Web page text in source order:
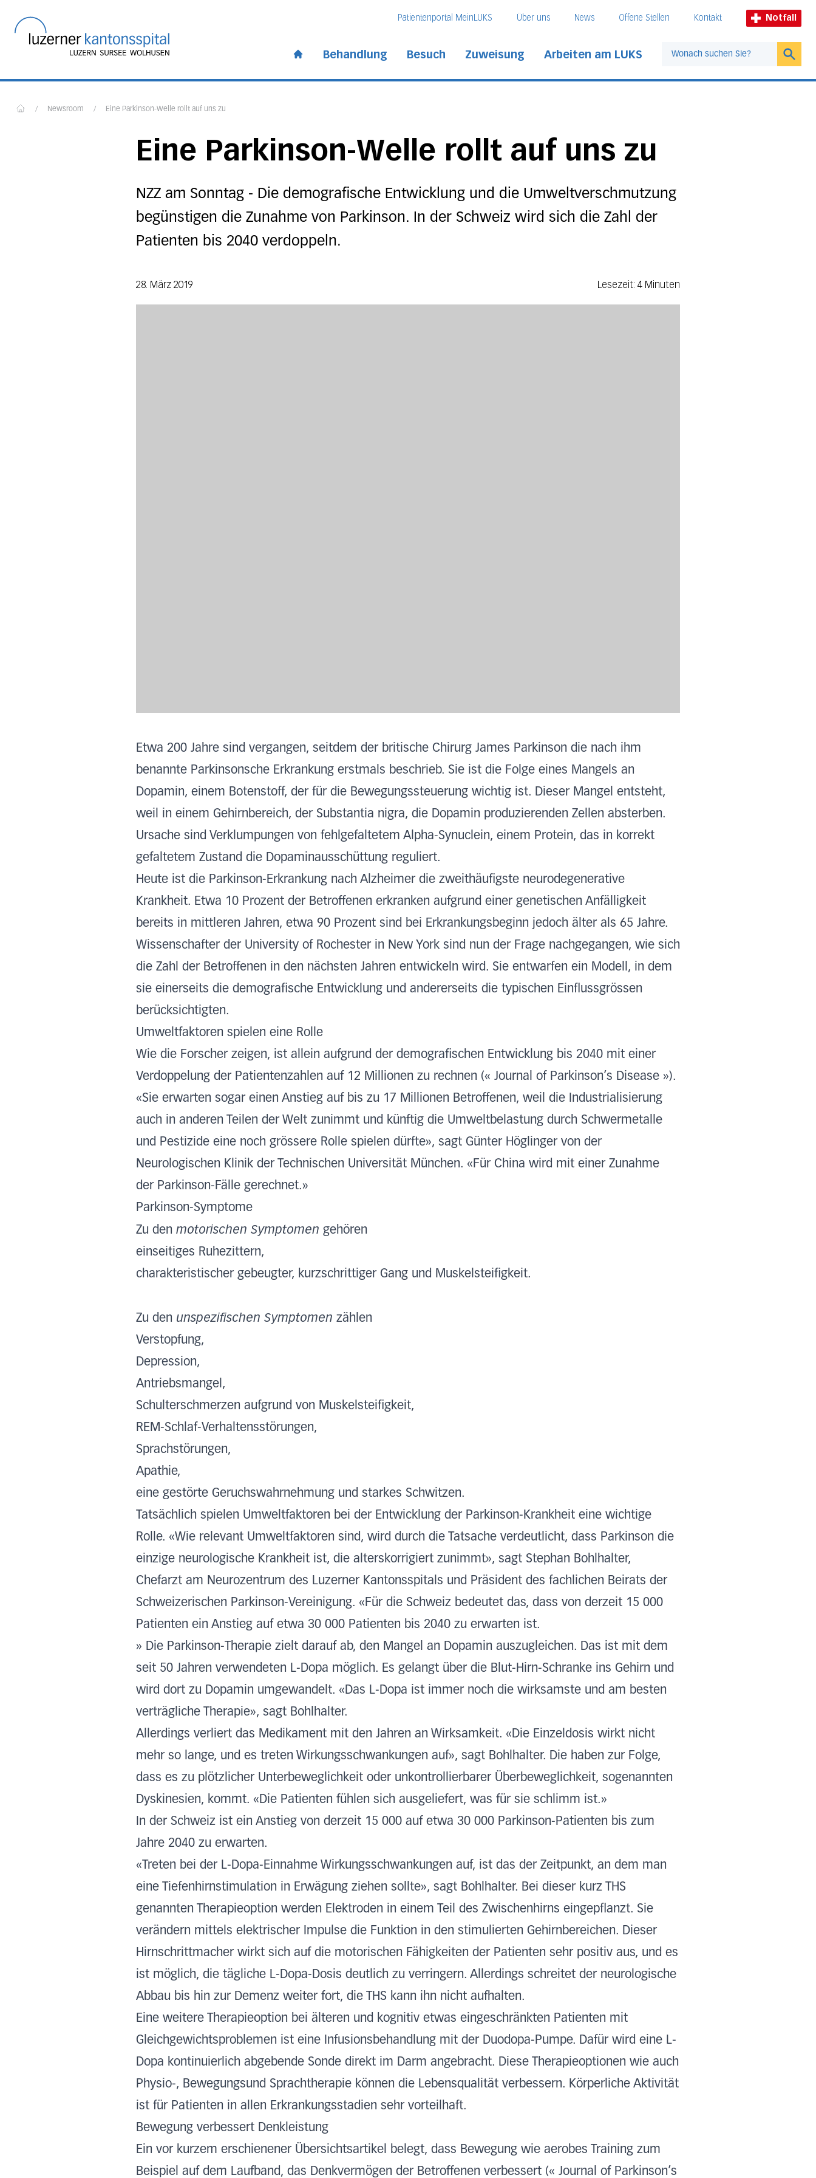
Patientenportal MeinLUKS Über uns News Offene Stellen Kontakt Notfall
Behandlung Besuch Zuweisung Arbeiten am LUKS
/ Newsroom / Eine Parkinson-Welle rollt auf uns zu
Eine Parkinson-Welle rollt auf uns zu
NZZ am Sonntag - Die demografische Entwicklung und die Umweltverschmutzung
begünstigen die Zunahme von Parkinson. In der Schweiz wird sich die Zahl der
Patienten bis 2040 verdoppeln.
28. März 2019 Lesezeit: 4 Minuten
Etwa 200 Jahre sind vergangen, seitdem der britische Chirurg James Parkinson die nach ihm
benannte Parkinsonsche Erkrankung erstmals beschrieb. Sie ist die Folge eines Mangels an
Dopamin, einem Botenstoff, der für die Bewegungssteuerung wichtig ist. Dieser Mangel entsteht,
weil in einem Gehirnbereich, der Substantia nigra, die Dopamin produzierenden Zellen absterben.
Ursache sind Verklumpungen von fehlgefaltetem Alpha-Synuclein, einem Protein, das in korrekt
gefaltetem Zustand die Dopaminausschüttung reguliert.
Heute ist die Parkinson-Erkrankung nach Alzheimer die zweithäufigste neurodegenerative
Krankheit. Etwa 10 Prozent der Betroffenen erkranken aufgrund einer genetischen Anfälligkeit
bereits in mittleren Jahren, etwa 90 Prozent sind bei Erkrankungsbeginn jedoch älter als 65 Jahre.
Wissenschafter der University of Rochester in New York sind nun der Frage nachgegangen, wie sich
die Zahl der Betroffenen in den nächsten Jahren entwickeln wird. Sie entwarfen ein Modell, in dem
sie einerseits die demografische Entwicklung und andererseits die typischen Einflussgrössen
berücksichtigten.
Umweltfaktoren spielen eine Rolle
Wie die Forscher zeigen, ist allein aufgrund der demografischen Entwicklung bis 2040 mit einer
Verdoppelung der Patientenzahlen auf 12 Millionen zu rechnen (« Journal of Parkinson’s Disease »).
«Sie erwarten sogar einen Anstieg auf bis zu 17 Millionen Betroffenen, weil die Industrialisierung
auch in anderen Teilen der Welt zunimmt und künftig die Umweltbelastung durch Schwermetalle
und Pestizide eine noch grössere Rolle spielen dürfte», sagt Günter Höglinger von der
Neurologischen Klinik der Technischen Universität München. «Für China wird mit einer Zunahme
der Parkinson-Fälle gerechnet.»
Parkinson-Symptome
Zu den motorischen Symptomen gehören
einseitiges Ruhezittern,
charakteristischer gebeugter, kurzschrittiger Gang und Muskelsteifigkeit.
Zu den unspezifischen Symptomen zählen
Verstopfung,
Depression,
Antriebsmangel,
Schulterschmerzen aufgrund von Muskelsteifigkeit,
REM-Schlaf-Verhaltensstörungen,
Sprachstörungen,
Apathie,
eine gestörte Geruchswahrnehmung und starkes Schwitzen.
Tatsächlich spielen Umweltfaktoren bei der Entwicklung der Parkinson-Krankheit eine wichtige
Rolle. «Wie relevant Umweltfaktoren sind, wird durch die Tatsache verdeutlicht, dass Parkinson die
einzige neurologische Krankheit ist, die alterskorrigiert zunimmt», sagt Stephan Bohlhalter,
Chefarzt am Neurozentrum des Luzerner Kantonsspitals und Präsident des fachlichen Beirats der
Schweizerischen Parkinson-Vereinigung. «Für die Schweiz bedeutet das, dass von derzeit 15 000
Patienten ein Anstieg auf etwa 30 000 Patienten bis 2040 zu erwarten ist.
» Die Parkinson-Therapie zielt darauf ab, den Mangel an Dopamin auszugleichen. Das ist mit dem
seit 50 Jahren verwendeten L-Dopa möglich. Es gelangt über die Blut-Hirn-Schranke ins Gehirn und
wird dort zu Dopamin umgewandelt. «Das L-Dopa ist immer noch die wirksamste und am besten
verträgliche Therapie», sagt Bohlhalter.
Allerdings verliert das Medikament mit den Jahren an Wirksamkeit. «Die Einzeldosis wirkt nicht
mehr so lange, und es treten Wirkungsschwankungen auf», sagt Bohlhalter. Die haben zur Folge,
dass es zu plötzlicher Unterbeweglichkeit oder unkontrollierbarer Überbeweglichkeit, sogenannten
Dyskinesien, kommt. «Die Patienten fühlen sich ausgeliefert, was für sie schlimm ist.»
In der Schweiz ist ein Anstieg von derzeit 15 000 auf etwa 30 000 Parkinson-Patienten bis zum
Jahre 2040 zu erwarten.
«Treten bei der L-Dopa-Einnahme Wirkungsschwankungen auf, ist das der Zeitpunkt, an dem man
eine Tiefenhirnstimulation in Erwägung ziehen sollte», sagt Bohlhalter. Bei dieser kurz THS
genannten Therapieoption werden Elektroden in einem Teil des Zwischenhirns eingepflanzt. Sie
verändern mittels elektrischer Impulse die Funktion in den stimulierten Gehirnbereichen. Dieser
Hirnschrittmacher wirkt sich auf die motorischen Fähigkeiten der Patienten sehr positiv aus, und es
ist möglich, die tägliche L-Dopa-Dosis deutlich zu verringern. Allerdings schreitet der neurologische
Abbau bis hin zur Demenz weiter fort, die THS kann ihn nicht aufhalten.
Eine weitere Therapieoption bei älteren und kognitiv etwas eingeschränkten Patienten mit
Gleichgewichtsproblemen ist eine Infusionsbehandlung mit der Duodopa-Pumpe. Dafür wird eine L-
Dopa kontinuierlich abgebende Sonde direkt im Darm angebracht. Diese Therapieoptionen wie auch
Physio-, Bewegungsund Sprachtherapie können die Lebensqualität verbessern. Körperliche Aktivität
ist für Patienten in allen Erkrankungsstadien sehr vorteilhaft.
Bewegung verbessert Denkleistung
Ein vor kurzem erschienener Übersichtsartikel belegt, dass Bewegung wie aerobes Training zum
Beispiel auf dem Laufband, das Denkvermögen der Betroffenen verbessert (« Journal of Parkinson’s